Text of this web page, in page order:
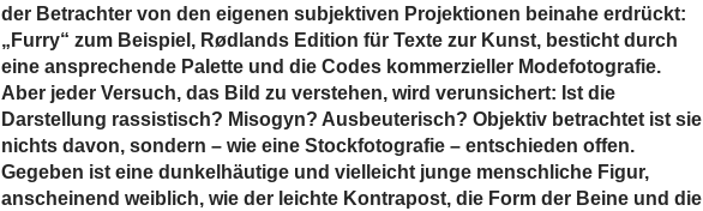
der Betrachter von den eigenen subjektiven Projektionen beinahe erdrückt:
„Furry“ zum Beispiel, Rødlands Edition für Texte zur Kunst, besticht durch
eine ansprechende Palette und die Codes kommerzieller Modefotografie.
Aber jeder Versuch, das Bild zu verstehen, wird verunsichert: Ist die
Darstellung rassistisch? Misogyn? Ausbeuterisch? Objektiv betrachtet ist sie
nichts davon, sondern – wie eine Stockfotografie – entschieden offen.
Gegeben ist eine dunkelhäutige und vielleicht junge menschliche Figur,
anscheinend weiblich, wie der leichte Kontrapost, die Form der Beine und die